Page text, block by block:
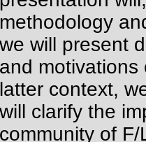
methodology
we will present
and
latter context,
will clarify the
community of